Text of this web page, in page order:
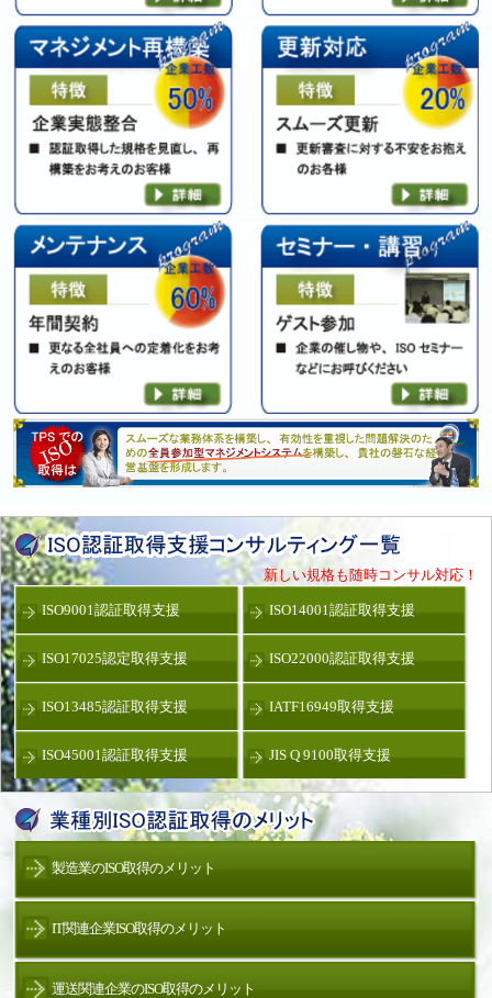
新しい規格も随時コンサル対応！
ISO9001認証取得支援 ISO14001認証取得支援
ISO17025認定取得支援 ISO22000認証取得支援
ISO13485認証取得支援 IATF16949取得支援
ISO45001認証取得支援 JIS Q 9100取得支援
製造業のISO取得のメリット
IT関連企業ISO取得のメリット
運送関連企業のISO取得のメリット